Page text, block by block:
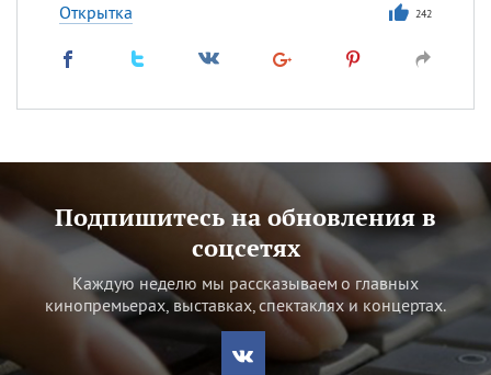
Открытка 242
Подпишитесь на обновления в
соцсетях
Каждую неделю мы рассказываем о главных
кинопремьерах, выставках, спектаклях и концертах.